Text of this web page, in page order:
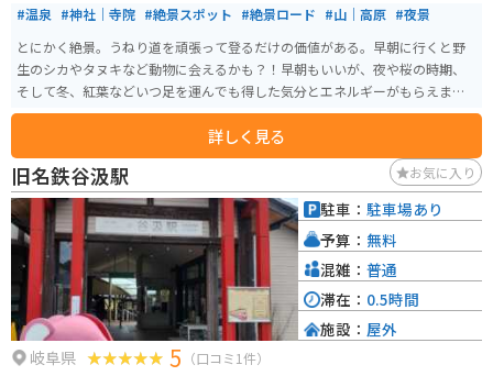
#温泉 #神社｜寺院 #絶景スポット #絶景ロード #山｜高原 #夜景
とにかく絶景。うねり道を頑張って登るだけの価値がある。早朝に行くと野
生のシカやタヌキなど動物に会えるかも？！早朝もいいが、夜や桜の時期、
そして冬、紅葉などいつ足を運んでも得した気分とエネルギーがもらえま
す。
詳しく見る
旧名鉄谷汲駅 お気に入り
岐阜県 5 （口コミ1件）
駐車： 駐車場あり
予算： 無料
混雑： 普通
滞在： 0.5時間
施設： 屋外